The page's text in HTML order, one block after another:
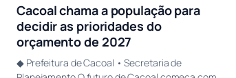
Cacoal chama a população para
decidir as prioridades do
orçamento de 2027
◆ Prefeitura de Cacoal • Secretaria de